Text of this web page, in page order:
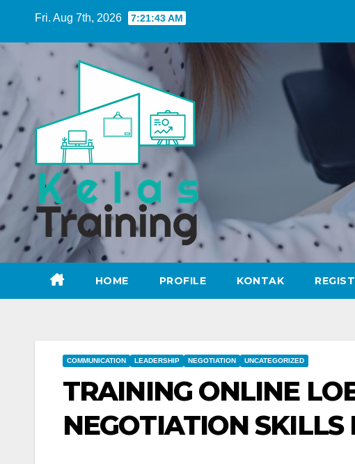
content
Fri. Aug 7th, 2026 7:21:44 AM
HOME PROFILE KONTAK
COMMUNICATION LEADERSHIP NEGOTIATION UNCATEGORIZED
TRAINING ONLINE
NEGOTIATION